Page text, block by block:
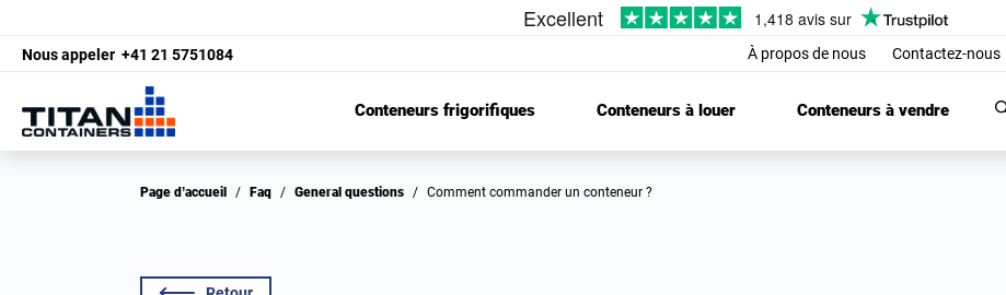
Nous appeler +41 21 5751084 À propos de nous Contactez-nous
Conteneurs frigorifiques Conteneurs à louer Conteneurs à vendre
Page d’accueil / Faq / General questions / Comment commander un conteneur ?